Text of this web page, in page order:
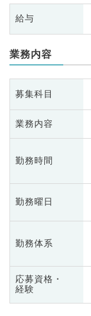
給与
業務内容
募集科目
業務内容
勤務時間
勤務曜日
勤務体系
応募資格・
経験